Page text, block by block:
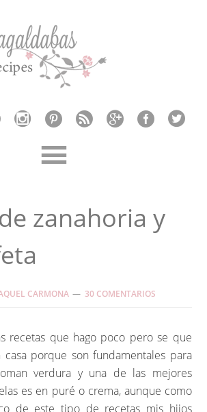
zanahoria y
CARMONA 30 COMENTARIOS
recetas que hago poco pero se que
casa porque son fundamentales para
verdura y una de las mejores
es en puré o crema, aunque como
de este tipo de recetas mis hijos